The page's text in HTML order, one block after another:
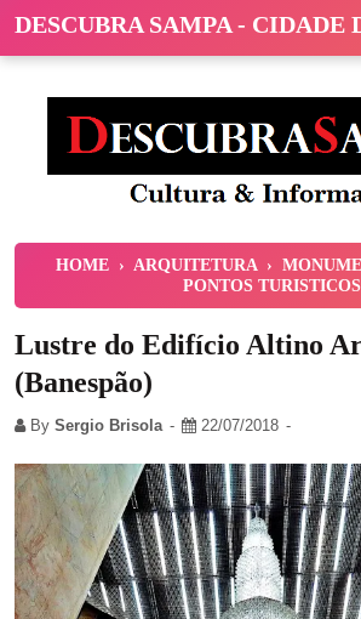
DESCUBRA SAMPA - CIDADE
HOME › ARQUITETURA ›
PONTOS TURISTICOS
Lustre do Edifício Altino
(Banespão)
By Sergio Brisola 22/07/2018